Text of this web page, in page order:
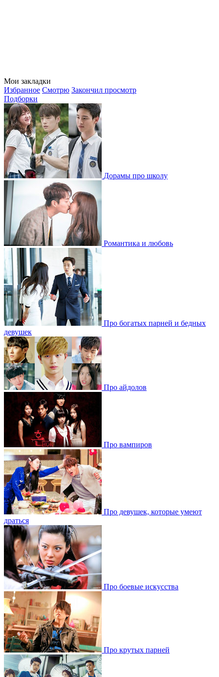
Мои закладки
Избранное Смотрю Закончил просмотр
Подборки
Дорамы про школу
Романтика и любовь
Про богатых парней и бедных
девушек
Про айдолов
Про вампиров
Про девушек, которые умеют
драться
Про боевые искусства
Про крутых парней